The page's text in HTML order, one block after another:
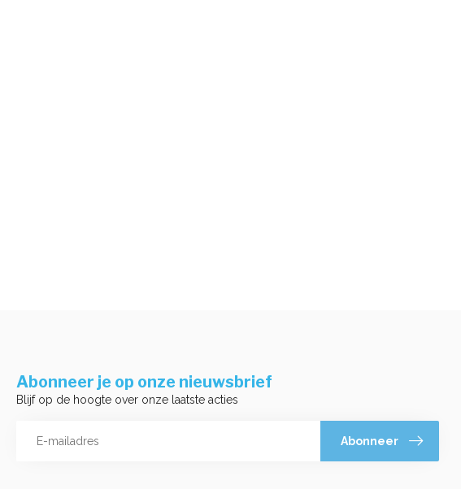
Abonneer je op onze nieuwsbrief
Blijf op de hoogte over onze laatste acties
Abonneer